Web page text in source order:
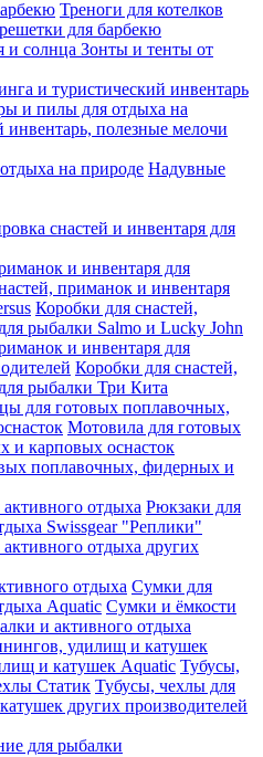
Треноги для котелков
для барбекю
и солнца Зонты и тенты от
и туристический инвентарь
и пилы для отдыха на
инвентарь, полезные мелочи
на природе Надувные
снастей и инвентаря для
и инвентаря для
приманок и инвентаря
Коробки для снастей,
рыбалки Salmo и Lucky John
и инвентаря для
Коробки для снастей,
рыбалки Три Кита
для готовых поплавочных,
Мотовила для готовых
и карповых оснасток
поплавочных, фидерных и
отдыха Рюкзаки для
Swissgear "Реплики"
отдыха других
отдыха Сумки для
Aquatic Сумки и ёмкости
и активного отдыха
удилищ и катушек
и катушек Aquatic Тубусы,
Статик Тубусы, чехлы для
других производителей
для рыбалки